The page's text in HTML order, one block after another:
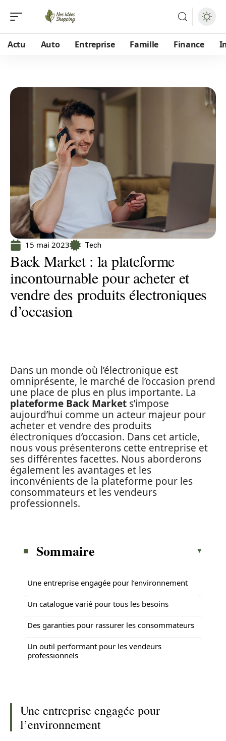
Actu Auto Entreprise Famille Finance
15 mai 2023 Tech
Back Market : la plateforme
incontournable pour acheter et
vendre des produits électroniques
d’occasion
Dans un monde où l’électronique est
omniprésente, le marché de l’occasion prend
une place de plus en plus importante. La
plateforme Back Market s’impose
aujourd’hui comme un acteur majeur pour
acheter et vendre des produits
électroniques d’occasion. Dans cet article,
nous vous présenterons cette entreprise et
ses différentes facettes. Nous aborderons
également les avantages et les
inconvénients de la plateforme pour les
consommateurs et les vendeurs
professionnels.
Sommaire
Une entreprise engagée pour l’environnement
Un catalogue varié pour tous les besoins
Des garanties pour rassurer les consommateurs
Un outil performant pour les vendeurs
professionnels
Une entreprise engagée pour
l’environnement